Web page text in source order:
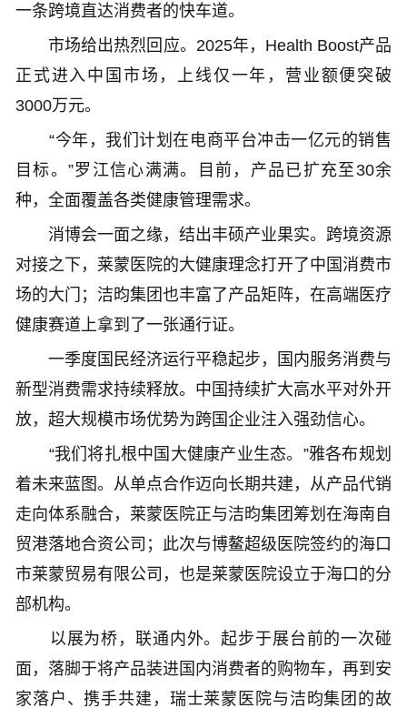
一条跨境直达消费者的快车道。
市场给出热烈回应。2025年，Health Boost产品
正式进入中国市场，上线仅一年，营业额便突破
3000万元。
“今年，我们计划在电商平台冲击一亿元的销售
目标。”罗江信心满满。目前，产品已扩充至30余
种，全面覆盖各类健康管理需求。
消博会一面之缘，结出丰硕产业果实。跨境资源
对接之下，莱蒙医院的大健康理念打开了中国消费市
场的大门；洁昀集团也丰富了产品矩阵，在高端医疗
健康赛道上拿到了一张通行证。
一季度国民经济运行平稳起步，国内服务消费与
新型消费需求持续释放。中国持续扩大高水平对外开
放，超大规模市场优势为跨国企业注入强劲信心。
“我们将扎根中国大健康产业生态。”雅各布规划
着未来蓝图。从单点合作迈向长期共建，从产品代销
走向体系融合，莱蒙医院正与洁昀集团筹划在海南自
贸港落地合资公司；此次与博鳌超级医院签约的海口
市莱蒙贸易有限公司，也是莱蒙医院设立于海口的分
部机构。
以展为桥，联通内外。起步于展台前的一次碰
面，落脚于将产品装进国内消费者的购物车，再到安
家落户、携手共建，瑞士莱蒙医院与洁昀集团的故